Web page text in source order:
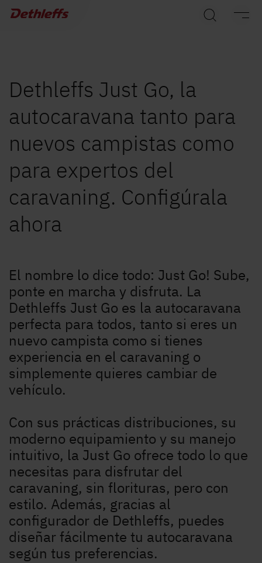
Autocaravanas
Camper Van
Accesorios originales de Dethleffs
Servicio
Dethleffs
Dethleffs Just Go, la
autocaravana tanto para
nuevos campistas como
para expertos del
caravaning. Configúrala
ahora
El nombre lo dice todo: Just Go! Sube,
ponte en marcha y disfruta. La
Dethleffs Just Go es la autocaravana
perfecta para todos, tanto si eres un
nuevo campista como si tienes
experiencia en el caravaning o
simplemente quieres cambiar de
vehículo.
Con sus prácticas distribuciones, su
moderno equipamiento y su manejo
intuitivo, la Just Go ofrece todo lo que
necesitas para disfrutar del
caravaning, sin florituras, pero con
estilo. Además, gracias al
configurador de Dethleffs, puedes
diseñar fácilmente tu autocaravana
según tus preferencias.
Búsqueda de concesionarios Dethleffs
Encuentra tu concesionario Dethleffs más cercano